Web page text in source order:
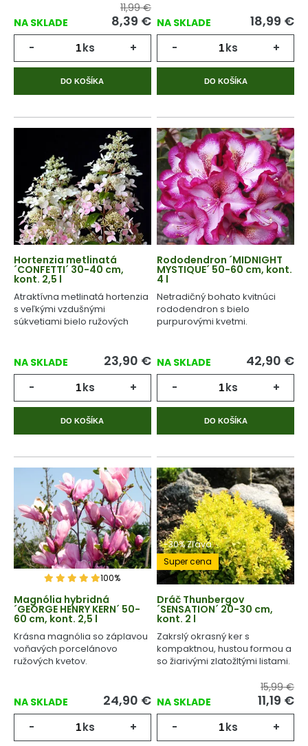
NA SKLADE
11,99 €
8,39 €
- ks +
DO KOŠÍKA
NA SKLADE 18,99 €
- ks +
DO KOŠÍKA
Hortenzia metlinatá
´CONFETTI´ 30-40 cm,
kont. 2,5 l
Atraktívna metlinatá hortenzia
s veľkými vzdušnými
súkvetiami bielo ružových
NA SKLADE 23,90 €
- ks +
DO KOŠÍKA
Rododendron ´MIDNIGHT
MYSTIQUE´ 50-60 cm, kont.
4 l
Netradičný bohato kvitnúci
rododendron s bielo
purpurovými kvetmi.
NA SKLADE 42,90 €
- ks +
DO KOŠÍKA
100%
Magnólia hybridná
´GEORGE HENRY KERN´ 50-
60 cm, kont. 2,5 l
Krásna magnólia so záplavou
voňavých porcelánovo
ružových kvetov.
NA SKLADE 24,90 €
- ks +
-30% Zľava
Super cena
Dráč Thunbergov
´SENSATION´ 20-30 cm,
kont. 2 l
Zakrslý okrasný ker s
kompaktnou, hustou formou a
so žiarivými zlatožltými listami.
NA SKLADE
15,99 €
11,19 €
- ks +